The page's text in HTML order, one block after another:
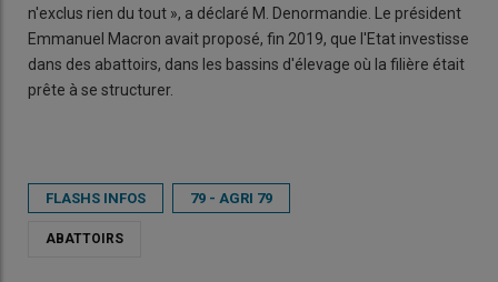
n'exclus rien du tout », a déclaré M. Denormandie. Le président
Emmanuel Macron avait proposé, fin 2019, que l'Etat investisse
dans des abattoirs, dans les bassins d'élevage où la filière était
prête à se structurer.
FLASHS INFOS 79 - AGRI 79
ABATTOIRS